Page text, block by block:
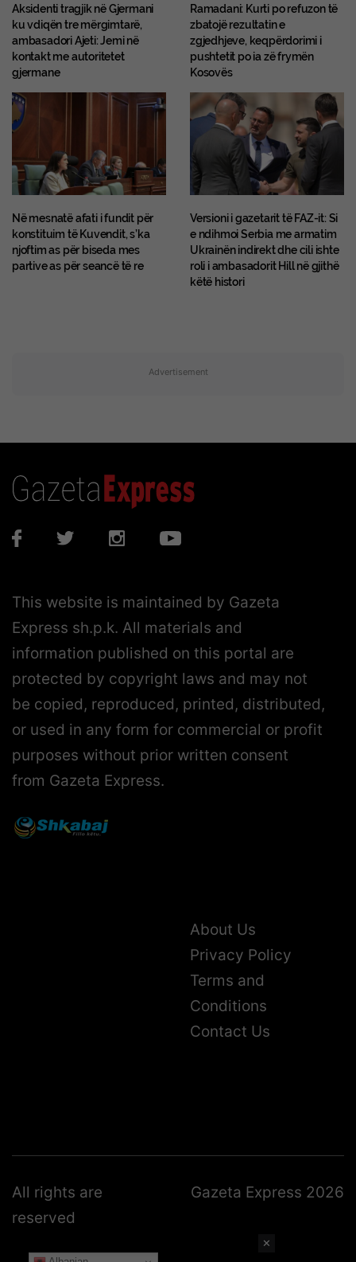
Aksidenti tragjik në Gjermani
ku vdiqën tre mërgimtarë,
ambasadori Ajeti: Jemi në
kontakt me autoritetet
gjermane
Ramadani: Kurti po refuzon të
zbatojë rezultatin e
zgjedhjeve, keqpërdorimi i
pushtetit po ia zë frymën
Kosovës
Në mesnatë afati i fundit për
konstituim të Kuvendit, s’ka
njoftim as për biseda mes
partive as për seancë të re
Versioni i gazetarit të FAZ-it: Si
e ndihmoi Serbia me armatim
Ukrainën indirekt dhe cili ishte
roli i ambasadorit Hill në gjithë
këtë histori
Advertisement
This website is maintained by Gazeta
Express sh.p.k. All materials and
information published on this portal are
protected by copyright laws and may not
be copied, reproduced, printed, distributed,
or used in any form for commercial or profit
purposes without prior written consent
from Gazeta Express.
About Us
Privacy Policy
Terms and
Conditions
Contact Us
All rights are
reserved
Gazeta Express 2026
✕